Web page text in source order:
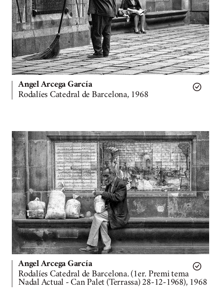
Angel Arcega García
Rodalíes Catedral de Barcelona, 1968
Angel Arcega García
Rodalíes Catedral de Barcelona. (1er. Premi tema
Nadal Actual - Can Palet (Terrassa) 28-12-1968), 1968